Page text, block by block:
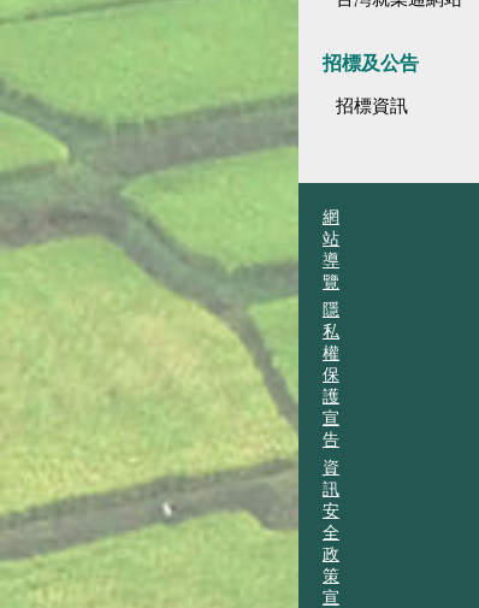
招標及公告
招標資訊
網
站
導
覽
隱
私
權
保
護
宣
告
資
訊
安
全
政
策
宣